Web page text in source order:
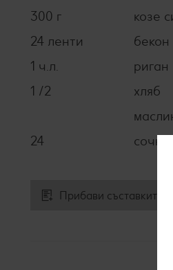
300 г
козе
24 ленти
бекон
1 ч.л.
риган
1 /2
хляб
24
сочни
Прибави съставките